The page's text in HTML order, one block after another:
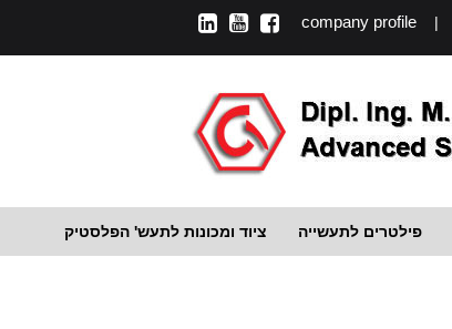
|
company profile
ציוד ומכונות לתעש' הפלסטיק פילטרים לתעשייה